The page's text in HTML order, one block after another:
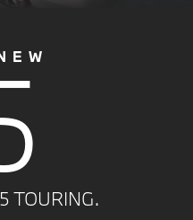
TOURING.